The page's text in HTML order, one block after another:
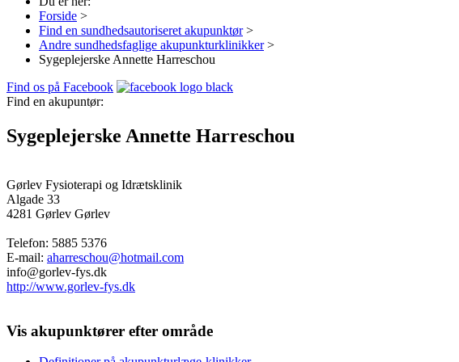
Forside >
Find en sundhedsautoriseret akupunktør >
Andre sundhedsfaglige akupunkturklinikker >
Sygeplejerske Annette Harreschou
Find os på Facebook
Find en akupuntør:
Sygeplejerske Annette Harreschou
Gørlev Fysioterapi og Idrætsklinik
Algade 33
4281 Gørlev Gørlev
Telefon: 5885 5376
E-mail: aharreschou@hotmail.com
info@gorlev-fys.dk
http://www.gorlev-fys.dk
Vis akupunktører efter område